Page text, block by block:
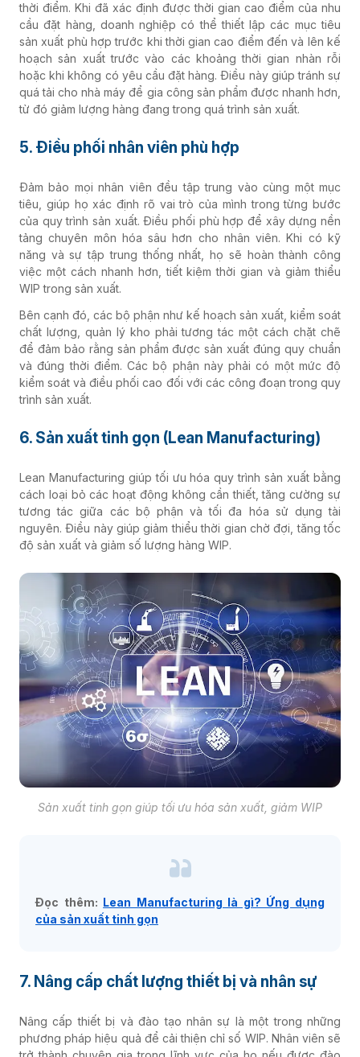
thời điểm. Khi đã xác định được thời gian cao điểm của nhu
cầu đặt hàng, doanh nghiệp có thể thiết lập các mục tiêu
sản xuất phù hợp trước khi thời gian cao điểm đến và lên kế
hoạch sản xuất trước vào các khoảng thời gian nhàn rỗi
hoặc khi không có yêu cầu đặt hàng. Điều này giúp tránh sự
quá tải cho nhà máy để gia công sản phẩm được nhanh hơn,
từ đó giảm lượng hàng đang trong quá trình sản xuất.
5. Điều phối nhân viên phù hợp
Đảm bảo mọi nhân viên đều tập trung vào cùng một mục
tiêu, giúp họ xác định rõ vai trò của mình trong từng bước
của quy trình sản xuất. Điều phối phù hợp để xây dựng nền
tảng chuyên môn hóa sâu hơn cho nhân viên. Khi có kỹ
năng và sự tập trung thống nhất, họ sẽ hoàn thành công
việc một cách nhanh hơn, tiết kiệm thời gian và giảm thiểu
WIP trong sản xuất.
Bên cạnh đó, các bộ phận như kế hoạch sản xuất, kiểm soát
chất lượng, quản lý kho phải tương tác một cách chặt chẽ
để đảm bảo rằng sản phẩm được sản xuất đúng quy chuẩn
và đúng thời điểm. Các bộ phận này phải có một mức độ
kiểm soát và điều phối cao đối với các công đoạn trong quy
trình sản xuất.
6. Sản xuất tinh gọn (Lean Manufacturing)
Lean Manufacturing giúp tối ưu hóa quy trình sản xuất bằng
cách loại bỏ các hoạt động không cần thiết, tăng cường sự
tương tác giữa các bộ phận và tối đa hóa sử dụng tài
nguyên. Điều này giúp giảm thiểu thời gian chờ đợi, tăng tốc
độ sản xuất và giảm số lượng hàng WIP.
Sản xuất tinh gọn giúp tối ưu hóa sản xuất, giảm WIP
Đọc thêm: Lean Manufacturing là gì? Ứng dụng
của sản xuất tinh gọn
7. Nâng cấp chất lượng thiết bị và nhân sự
Nâng cấp thiết bị và đào tạo nhân sự là một trong những
phương pháp hiệu quả để cải thiện chỉ số WIP. Nhân viên sẽ